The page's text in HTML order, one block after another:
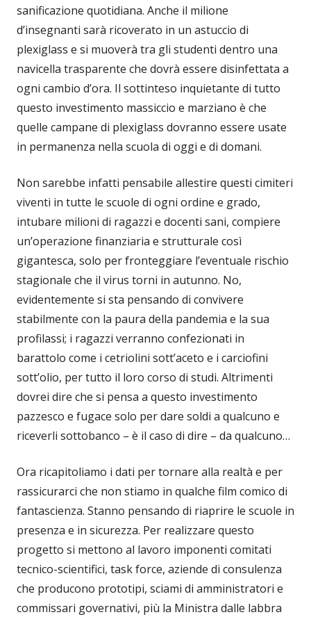
sanificazione quotidiana. Anche il milione
d’insegnanti sarà ricoverato in un astuccio di
plexiglass e si muoverà tra gli studenti dentro una
navicella trasparente che dovrà essere disinfettata a
ogni cambio d’ora. Il sottinteso inquietante di tutto
questo investimento massiccio e marziano è che
quelle campane di plexiglass dovranno essere usate
in permanenza nella scuola di oggi e di domani.
Non sarebbe infatti pensabile allestire questi cimiteri
viventi in tutte le scuole di ogni ordine e grado,
intubare milioni di ragazzi e docenti sani, compiere
un’operazione finanziaria e strutturale così
gigantesca, solo per fronteggiare l’eventuale rischio
stagionale che il virus torni in autunno. No,
evidentemente si sta pensando di convivere
stabilmente con la paura della pandemia e la sua
profilassi; i ragazzi verranno confezionati in
barattolo come i cetriolini sott’aceto e i carciofini
sott’olio, per tutto il loro corso di studi. Altrimenti
dovrei dire che si pensa a questo investimento
pazzesco e fugace solo per dare soldi a qualcuno e
riceverli sottobanco – è il caso di dire – da qualcuno…
Ora ricapitoliamo i dati per tornare alla realtà e per
rassicurarci che non stiamo in qualche film comico di
fantascienza. Stanno pensando di riaprire le scuole in
presenza e in sicurezza. Per realizzare questo
progetto si mettono al lavoro imponenti comitati
tecnico-scientifici, task force, aziende di consulenza
che producono prototipi, sciami di amministratori e
commissari governativi, più la Ministra dalle labbra